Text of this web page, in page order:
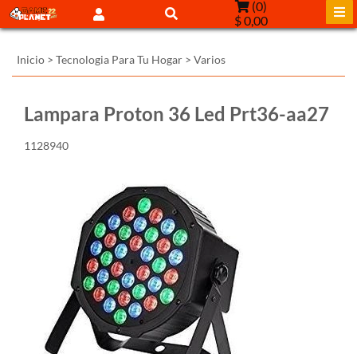
(0)
$ 0,00
Inicio > Tecnologia Para Tu Hogar > Varios
Lampara Proton 36 Led Prt36-aa27
1128940